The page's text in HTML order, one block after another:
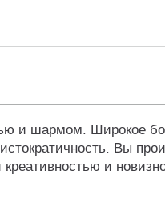
и шармом. Широкое
Вы
и